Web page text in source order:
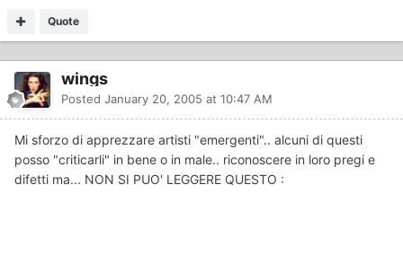
Quote
wings
Posted January 20, 2005 at 10:47 AM
Mi sforzo di apprezzare artisti "emergenti".. alcuni di questi
posso "criticarli" in bene o in male.. riconoscere in loro pregi e
difetti ma... NON SI PUO' LEGGERE QUESTO :